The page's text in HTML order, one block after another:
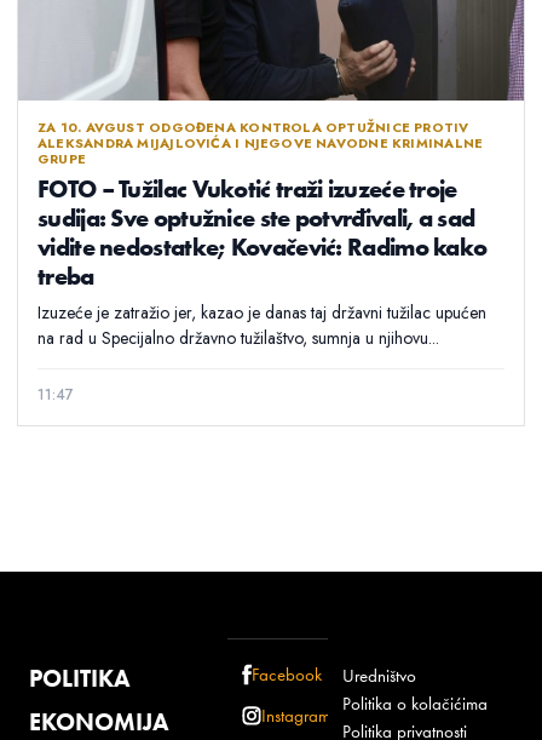
ZA 10. AVGUST ODGOĐENA KONTROLA OPTUŽNICE PROTIV
ALEKSANDRA MIJAJLOVIĆA I NJEGOVE NAVODNE KRIMINALNE
GRUPE
FOTO – Tužilac Vukotić traži izuzeće troje
sudija: Sve optužnice ste potvrđivali, a sad
vidite nedostatke; Kovačević: Radimo kako
treba
Izuzeće je zatražio jer, kazao je danas taj državni tužilac upućen
na rad u Specijalno državno tužilaštvo, sumnja u njihovu...
11:47
POLITIKA
EKONOMIJA
Facebook
Instagram
Uredništvo
Politika o kolačićima
Politika privatnosti